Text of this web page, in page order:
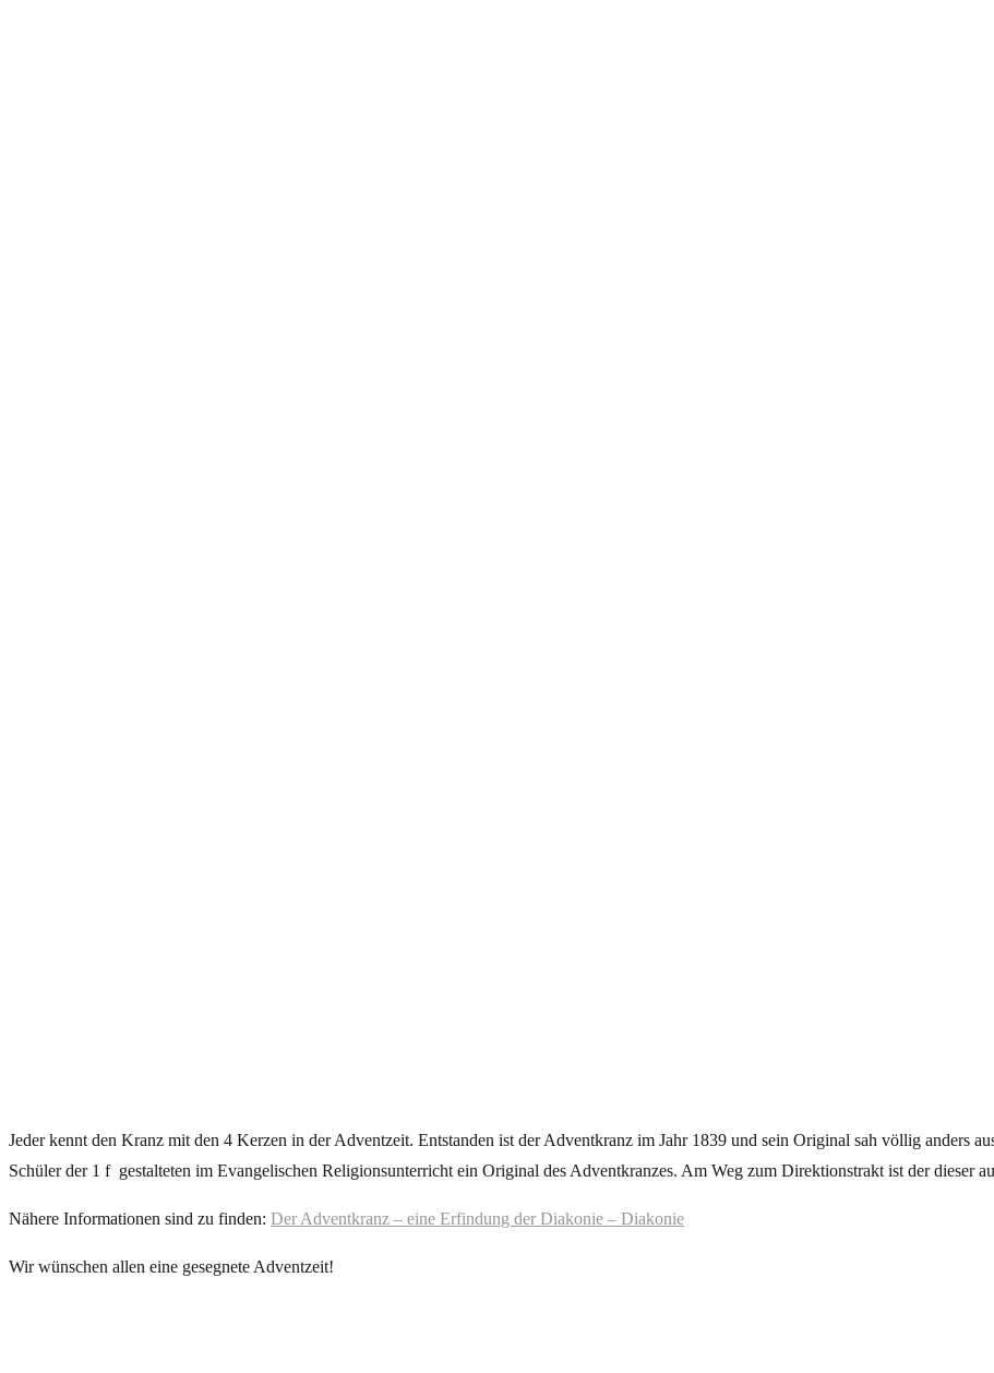
Jeder kennt den Kranz mit den 4 Kerzen in der Adventzeit. Entstanden ist der Adventkranz im Jahr 1839 und sein Original sah völlig anders
Schüler der 1 f gestalteten im Evangelischen Religionsunterricht ein Original des Adventkranzes. Am Weg zum Direktionstrakt ist der dieser
Nähere Informationen sind zu finden: Der Adventkranz – eine Erfindung der Diakonie – Diakonie
Wir wünschen allen eine gesegnete Adventzeit!